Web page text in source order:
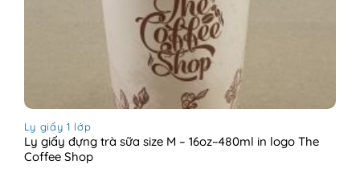
Ly giấy 1 lớp
Ly giấy đựng trà sữa size M – 16oz~480ml in logo The
Coffee Shop